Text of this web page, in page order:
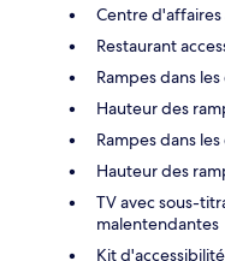
Centre
Restaurant
Rampes dans
Hauteur des
Rampes dans
Hauteur des
TV avec sous-
malentendantes
Kit